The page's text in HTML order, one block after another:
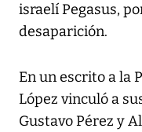
israelí Pegasus,
desaparición.
En un escrito a la
López vinculó a
Gustavo Pérez y